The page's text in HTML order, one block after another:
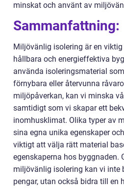
minskat och använt av
Sammanfattning:
Miljövänlig isolering är en
hållbara och energieffektiva
använda isoleringsmaterial
förnybara eller återvunna
miljöpåverkan, kan vi minska
samtidigt som vi skapar ett
inomhusklimat. Olika typer av
sina egna unika egenskaper
viktigt att välja rätt material
egenskaperna hos byggnaden.
miljövänlig isolering kan vi inte
pengar, utan också bidra till en